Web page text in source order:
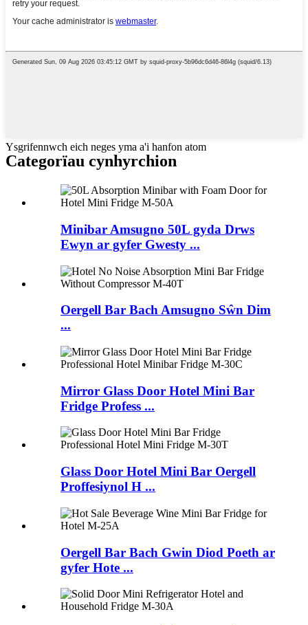
Ysgrifennwch eich neges yma a'i hanfon atom
Categorïau cynhyrchion
Minibar Amsugno 50L gyda Drws
Ewyn ar gyfer Gwesty ...
Oergell Bar Bach Amsugno Sŵn Dim
...
Mirror Glass Door Hotel Mini Bar
Fridge Profess ...
Glass Door Hotel Mini Bar Oergell
Proffesiynol H ...
Oergell Bar Bach Gwin Diod Poeth ar
gyfer Hote ...